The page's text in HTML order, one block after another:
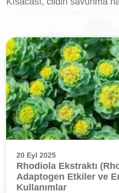
20 Eyl 2025
Rhodiola Ekstraktı
Adaptogen Etkiler ve
Kullanımlar